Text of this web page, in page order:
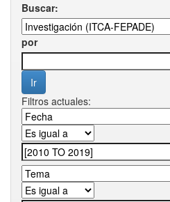
Buscar:
por
Filtros actuales: